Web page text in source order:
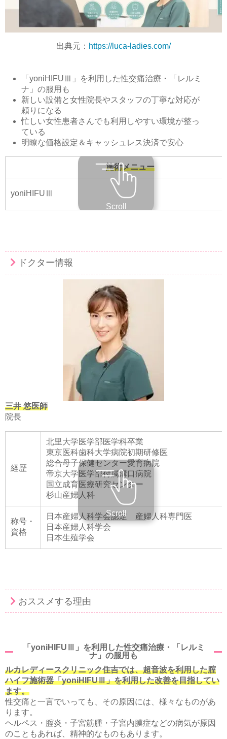
出典元： https://luca-ladies.com/
「yoniHIFUⅢ」を利用した性交痛治療・「レルミ
ナ」の服用も
新しい設備と女性院長やスタッフの丁寧な対応が
頼りになる
忙しい女性患者さんでも利用しやすい環境が整っ
ている
明瞭な価格設定＆キャッシュレス決済で安心
施術メニュー
yoniHIFUⅢ
Scroll
ドクター情報
三井 悠医師
院長
経歴
北里大学医学部医学科卒業
東京医科歯科大学病院初期研修医
総合母子保健センター愛育病院
帝京大学医学部付属溝口病院
国立成育医療研究センター
杉山産婦人科
称号・
資格
日本産婦人科学会認定 産婦人科専門医
日本産婦人科学会
日本生殖学会
Scroll
おススメする理由
「yoniHIFUⅢ」を利用した性交痛治療・「レルミ
ナ」の服用も
ルカレディースクリニック住吉では、超音波を利用した腟
ハイフ施術器「yoniHIFUⅢ」を利用した改善を目指してい
ます。
性交痛と一言でいっても、その原因には、様々なものがあ
ります。
ヘルペス・腟炎・子宮筋腫・子宮内膜症などの病気が原因
のこともあれば、精神的なものもあります。